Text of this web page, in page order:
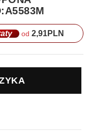
od 2,91PLN